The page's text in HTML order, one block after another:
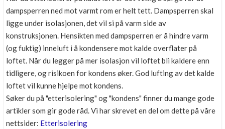
dampsperren ned mot varmt rom er helt tett. Dampsperren skal
ligge under isolasjonen, det vil si på varm side av
konstruksjonen. Hensikten med dampsperren er å hindre varm
(og fuktig) inneluft i å kondensere mot kalde overflater på
loftet. Når du legger på mer isolasjon vil loftet bli kaldere enn
tidligere, og risikoen for kondens øker. God lufting av det kalde
loftet vil kunne hjelpe mot kondens.
Søker du på "etterisolering" og "kondens" finner du mange gode
artikler som gir gode råd. Vi har skrevet en del om dette på våre
nettsider: Etterisolering